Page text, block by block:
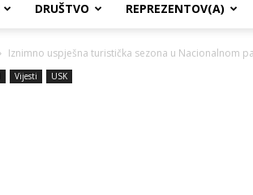
DRUŠTVO REPREZENTOV(A)
Iznimno uspješna turistička sezona u Nacionalnom
Vijesti USK